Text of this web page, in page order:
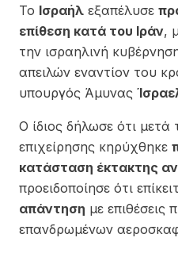
Το Ισραήλ εξαπέλυσε
επίθεση κατά του Ιράν,
την ισραηλινή
απειλών εναντίον του
υπουργός Άμυνας
Ο ίδιος δήλωσε ότι μετά
επιχείρησης κηρύχθηκε
κατάσταση έκτακτης
προειδοποίησε ότι
απάντηση με επιθέσεις
επανδρωμένων